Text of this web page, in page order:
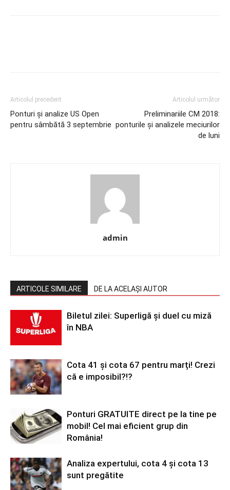
Articolul precedent
Ponturi și analize US Open
pentru sâmbătă 3 septembrie
Articolul următor
Preliminariile CM 2018:
ponturile și analizele meciurilor
de luni
admin
ARTICOLE SIMILARE DE LA ACELAȘI AUTOR
Biletul zilei: Superligă și duel cu miză
în NBA
Cota 41 și cota 67 pentru marți! Crezi
că e imposibil?!?
Ponturi GRATUITE direct pe la tine pe
mobil! Cel mai eficient grup din
România!
Analiza expertului, cota 4 și cota 13
sunt pregătite